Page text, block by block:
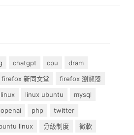
chatgpt cpu
dram
firefox 新同文堂
firefox 瀏覽器
linux linux ubuntu
mysql
openai php
twitter
linux 分級制度
微軟